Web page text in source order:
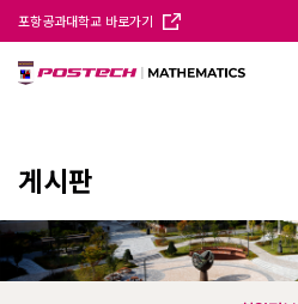
포항공과대학교 바로가기
게시판